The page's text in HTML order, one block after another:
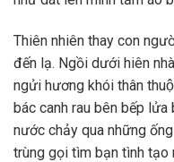
Thiên nhiên thay con
đến lạ. Ngồi dưới hiên
ngửi hương khói thân
bác canh rau bên bếp
nước chảy qua những
trùng gọi tìm bạn tình tạo